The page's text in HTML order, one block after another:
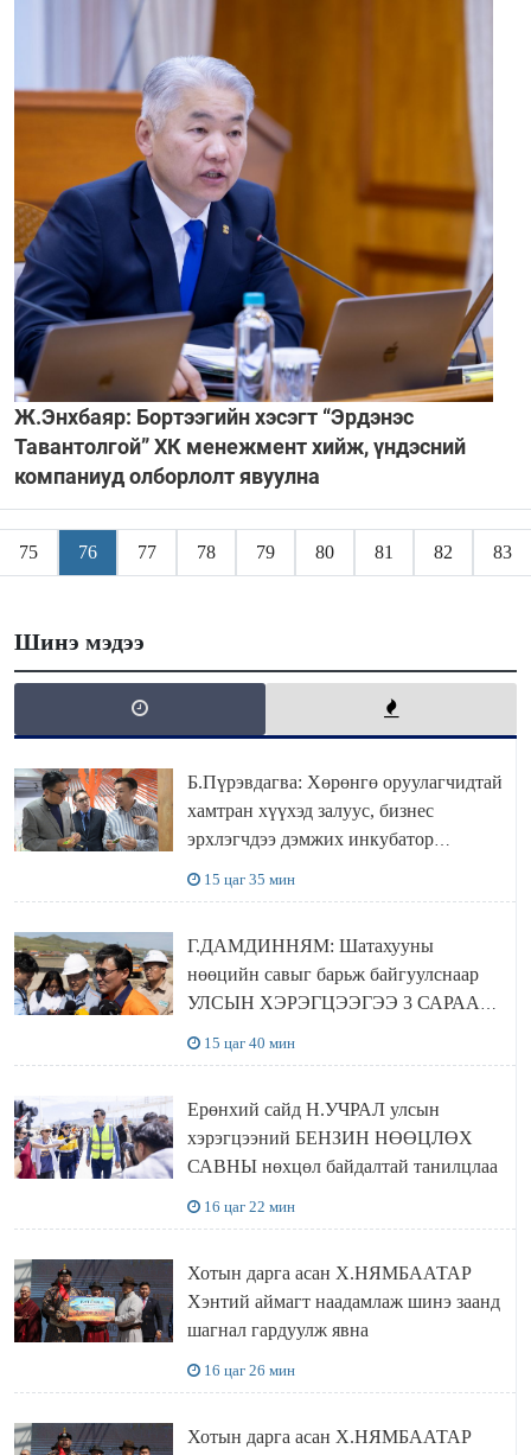
Ж.Энхбаяр: Бортээгийн хэсэгт “Эрдэнэс
Тавантолгой” ХК менежмент хийж, үндэсний
компаниуд олборлолт явуулна
75 76 77 78 79 80 81 82 83
Шинэ мэдээ
Б.Пүрэвдагва: Хөрөнгө оруулагчидтай
хамтран хүүхэд залуус, бизнес
эрхлэгчдээ дэмжих инкубатор
15 цаг 35 мин
Г.ДАМДИННЯМ: Шатахууны
нөөцийн савыг барьж байгуулснаар
УЛСЫН ХЭРЭГЦЭЭГЭЭ 3 САРААР
15 цаг 40 мин
Ерөнхий сайд Н.УЧРАЛ улсын
хэрэгцээний БЕНЗИН НӨӨЦЛӨХ
САВНЫ нөхцөл байдалтай танилцлаа
16 цаг 22 мин
Хотын дарга асан Х.НЯМБААТАР
Хэнтий аймагт наадамлаж шинэ заанд
шагнал гардуулж явна
16 цаг 26 мин
Хотын дарга асан Х.НЯМБААТАР